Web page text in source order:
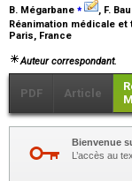
B. Mégarbane ⁎
, F.
Réanimation médicale et
Paris, France
Auteur correspondant.
PDF Article
Bienvenue
L’accès au